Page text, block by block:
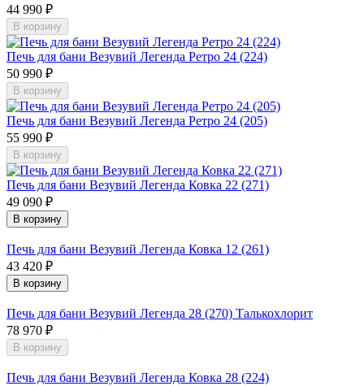
44 990 ₽
В корзину
Печь для бани Везувий Легенда Ретро 24 (224)
50 990 ₽
В корзину
Печь для бани Везувий Легенда Ретро 24 (205)
55 990 ₽
В корзину
Печь для бани Везувий Легенда Ковка 22 (271)
49 090 ₽
В корзину
Печь для бани Везувий Легенда Ковка 12 (261)
43 420 ₽
В корзину
Печь для бани Везувий Легенда 28 (270) Талькохлорит
78 970 ₽
В корзину
Печь для бани Везувий Легенда Ковка 28 (224)